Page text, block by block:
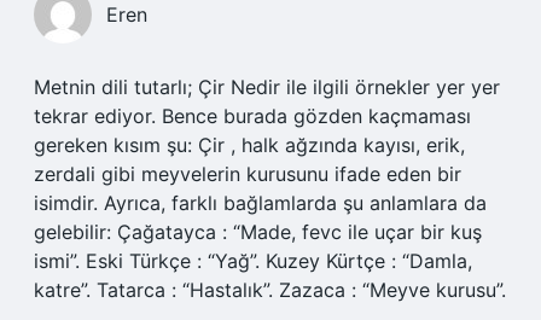
Eren
Metnin dili tutarlı; Çir Nedir ile ilgili örnekler yer yer
tekrar ediyor. Bence burada gözden kaçmaması
gereken kısım şu: Çir , halk ağzında kayısı, erik,
zerdali gibi meyvelerin kurusunu ifade eden bir
isimdir. Ayrıca, farklı bağlamlarda şu anlamlara da
gelebilir: Çağatayca : “Made, fevc ile uçar bir kuş
ismi”. Eski Türkçe : “Yağ”. Kuzey Kürtçe : “Damla,
katre”. Tatarca : “Hastalık”. Zazaca : “Meyve kurusu”.